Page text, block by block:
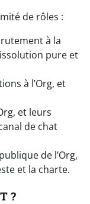
de rôles :
à la
pure et
à l’Org, et
et leurs
de chat
de l’Org,
et la charte.
?